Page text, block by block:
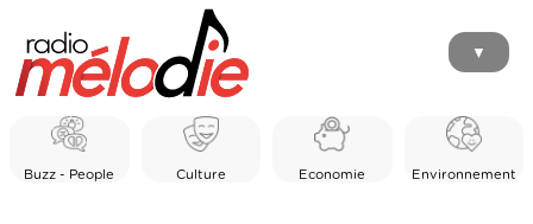
▼
Buzz - People Culture Economie Environnement